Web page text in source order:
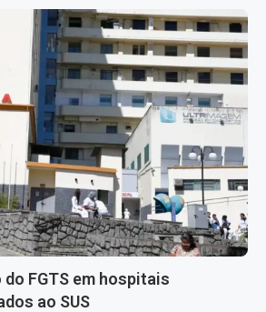
FGTS em hospitais
ao SUS